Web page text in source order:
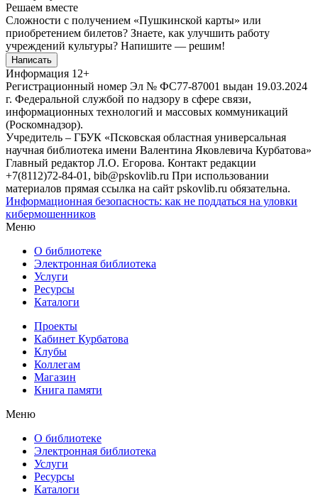
Решаем вместе
Сложности с получением «Пушкинской карты» или
приобретением билетов? Знаете, как улучшить работу
учреждений культуры? Напишите — решим!
Написать
Информация 12+
Регистрационный номер Эл № ФС77-87001 выдан 19.03.2024
г. Федеральной службой по надзору в сфере связи,
информационных технологий и массовых коммуникаций
(Роскомнадзор).
Учредитель – ГБУК «Псковская областная универсальная
научная библиотека имени Валентина Яковлевича Курбатова»
Главный редактор Л.О. Егорова. Контакт редакции
+7(8112)72-84-01, bib@pskovlib.ru При использовании
материалов прямая ссылка на сайт pskovlib.ru обязательна.
Информационная безопасность: как не поддаться на уловки
кибермошенников
Меню
О библиотеке
Электронная библиотека
Услуги
Ресурсы
Каталоги
Проекты
Кабинет Курбатова
Клубы
Коллегам
Магазин
Книга памяти
Меню
О библиотеке
Электронная библиотека
Услуги
Ресурсы
Каталоги